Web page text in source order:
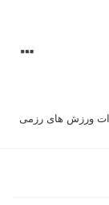
ورزش های رزمی